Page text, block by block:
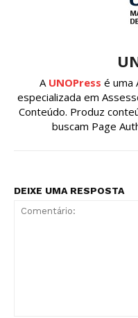
A UNOPress é uma
especializada em
Conteúdo. Produz
buscam Page
DEIXE UMA RESPOSTA